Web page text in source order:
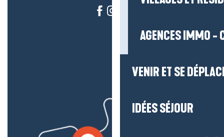
AGENCES IMMO -
VENIR ET SE
IDÉES SÉJOUR